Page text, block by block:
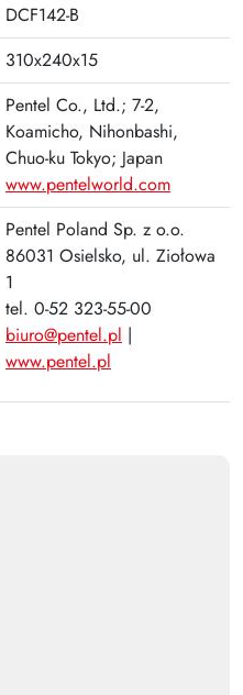
DCF142-B
310x240x15
Pentel Co., Ltd.; 7-2,
Koamicho, Nihonbashi,
Chuo-ku Tokyo; Japan
www.pentelworld.com
Pentel Poland Sp. z o.o.
86031 Osielsko, ul. Ziołowa
1
tel. 0-52 323-55-00
biuro@pentel.pl |
www.pentel.pl